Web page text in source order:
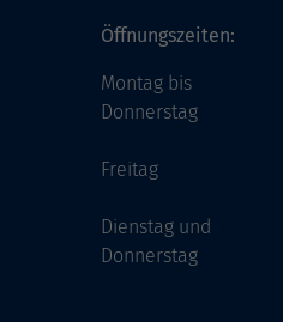
Öffnungszeiten:
Montag bis
Donnerstag
Freitag
Dienstag und
Donnerstag